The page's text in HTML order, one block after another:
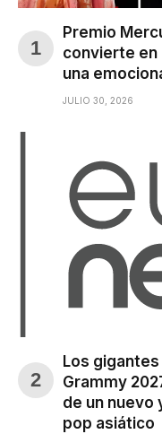
Premio
convierte en
una
JULIO 30, 2026
Los
Grammy
de un nuevo
pop asiático